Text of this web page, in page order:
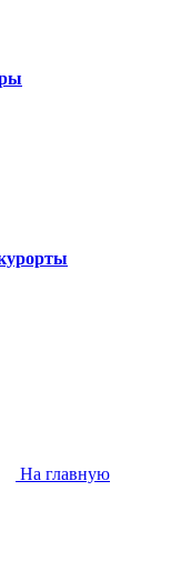
На главную